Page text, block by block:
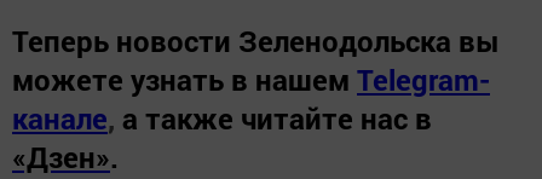
Теперь новости Зеленодольска вы
можете узнать в нашем Telegram-
канале, а также читайте нас в
«Дзен».